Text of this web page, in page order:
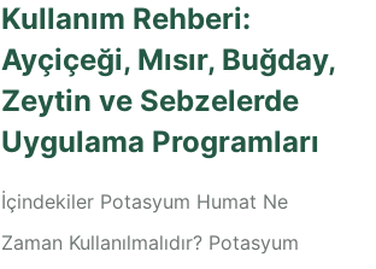
Kullanım Rehberi:
Ayçiçeği, Mısır, Buğday,
Zeytin ve Sebzelerde
Uygulama Programları
İçindekiler Potasyum Humat Ne
Zaman Kullanılmalıdır? Potasyum